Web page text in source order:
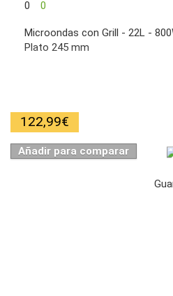
0 0
Microondas con Grill - 22L -
Plato 245 mm
122,99€
Añadir para comparar